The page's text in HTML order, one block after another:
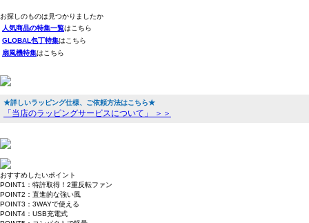
お探しのものは見つかりましたか
人気商品の特集一覧はこちら
GLOBAL包丁特集はこちら
扇風機特集はこちら
★詳しいラッピング仕様、ご依頼方法はこちら★
「当店のラッピングサービスについて」 ＞＞
おすすめしたいポイント
POINT1：特許取得！2重反転ファン
POINT2：直進的な強い風
POINT3：3WAYで使える
POINT4：USB充電式